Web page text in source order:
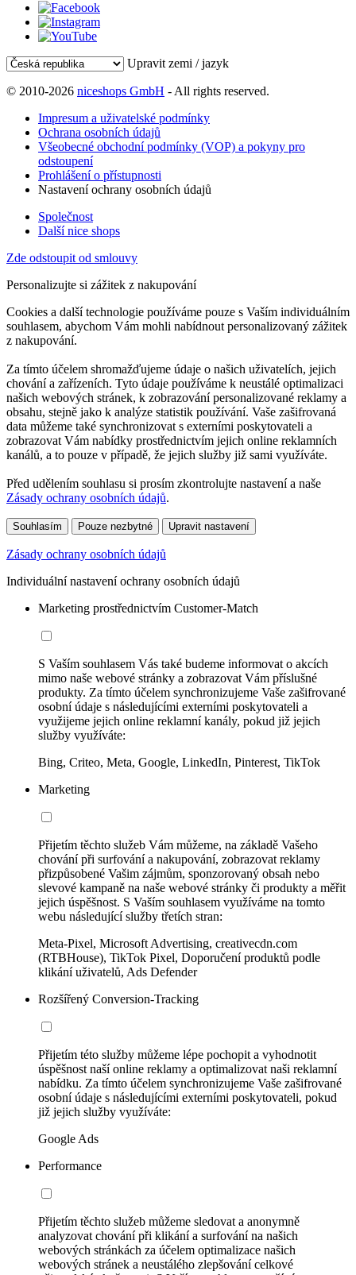
Upravit zemi / jazyk
© 2010-2026 niceshops GmbH - All rights reserved.
Impresum a uživatelské podmínky
Ochrana osobních údajů
Všeobecné obchodní podmínky (VOP) a pokyny pro
odstoupení
Prohlášení o přístupnosti
Nastavení ochrany osobních údajů
Společnost
Další nice shops
Zde odstoupit od smlouvy
Personalizujte si zážitek z nakupování
Cookies a další technologie používáme pouze s Vaším individuálním
souhlasem, abychom Vám mohli nabídnout personalizovaný zážitek
z nakupování.
Za tímto účelem shromažďujeme údaje o našich uživatelích, jejich
chování a zařízeních. Tyto údaje používáme k neustálé optimalizaci
našich webových stránek, k zobrazování personalizované reklamy a
obsahu, stejně jako k analýze statistik používání. Vaše zašifrovaná
data můžeme také synchronizovat s externími poskytovateli a
zobrazovat Vám nabídky prostřednictvím jejich online reklamních
kanálů, a to pouze v případě, že jejich služby již sami využíváte.
Před udělením souhlasu si prosím zkontrolujte nastavení a naše
Zásady ochrany osobních údajů.
Souhlasím Pouze nezbytné Upravit nastavení
Zásady ochrany osobních údajů
Individuální nastavení ochrany osobních údajů
Marketing prostřednictvím Customer-Match
S Vaším souhlasem Vás také budeme informovat o akcích
mimo naše webové stránky a zobrazovat Vám příslušné
produkty. Za tímto účelem synchronizujeme Vaše zašifrované
osobní údaje s následujícími externími poskytovateli a
využijeme jejich online reklamní kanály, pokud již jejich
služby využíváte:
Bing, Criteo, Meta, Google, LinkedIn, Pinterest, TikTok
Marketing
Přijetím těchto služeb Vám můžeme, na základě Vašeho
chování při surfování a nakupování, zobrazovat reklamy
přizpůsobené Vašim zájmům, sponzorovaný obsah nebo
slevové kampaně na naše webové stránky či produkty a měřit
jejich úspěšnost. S Vaším souhlasem využíváme na tomto
webu následující služby třetích stran:
Meta-Pixel, Microsoft Advertising, creativecdn.com
(RTBHouse), TikTok Pixel, Doporučení produktů podle
klikání uživatelů, Ads Defender
Rozšířený Conversion-Tracking
Přijetím této služby můžeme lépe pochopit a vyhodnotit
úspěšnost naší online reklamy a optimalizovat naši reklamní
nabídku. Za tímto účelem synchronizujeme Vaše zašifrované
osobní údaje s následujícími externími poskytovateli, pokud
již jejich služby využíváte:
Google Ads
Performance
Přijetím těchto služeb můžeme sledovat a anonymně
analyzovat chování při klikání a surfování na našich
webových stránkách za účelem optimalizace našich
webových stránek a neustálého zlepšování celkové